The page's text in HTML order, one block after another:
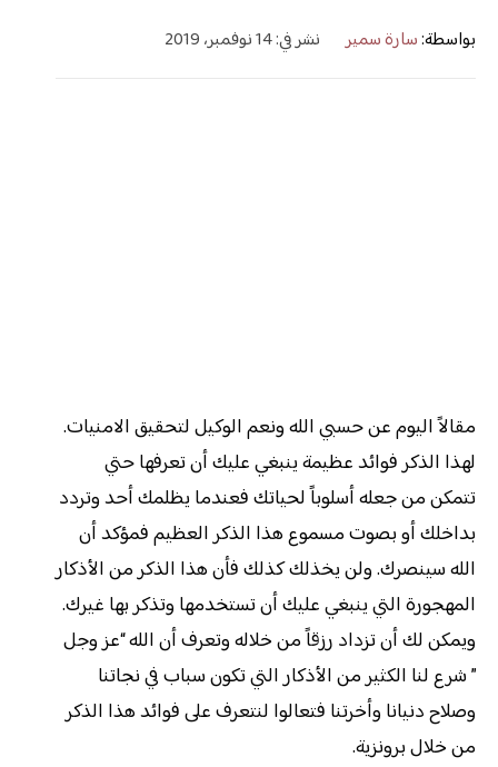
بواسطة:سارة سمير نشر في: 14 نوفمبر، 2019
مقالاً اليوم عن حسبي الله ونعم الوكيل لتحقيق الامنيات.
لهذا الذكر فوائد عظيمة ينبغي عليك أن تعرفها حتي
تتمكن من جعله أسلوباً لحياتك فعندما يظلمك أحد وتردد
بداخلك أو بصوت مسموع هذا الذكر العظيم فمؤكد أن
الله سينصرك. ولن يخذلك كذلك فأن هذا الذكر من الأذكار
المهجورة التي ينبغي عليك أن تستخدمها وتذكر بها غيرك.
ويمكن لك أن تزداد رزقاً من خلاله وتعرف أن الله “عز وجل
” شرع لنا الكثير من الأذكار التي تكون سباب في نجاتنا
وصلاح دنيانا وأخرتنا فتعالوا لنتعرف على فوائد هذا الذكر
من خلال برونزية.